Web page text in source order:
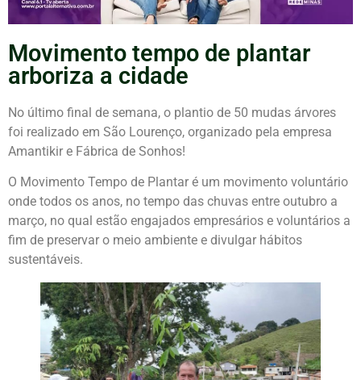
Movimento tempo de plantar
arboriza a cidade
No último final de semana, o plantio de 50 mudas árvores
foi realizado em São Lourenço, organizado pela empresa
Amantikir e Fábrica de Sonhos!
O Movimento Tempo de Plantar é um movimento voluntário
onde todos os anos, no tempo das chuvas entre outubro a
março, no qual estão engajados empresários e voluntários a
fim de preservar o meio ambiente e divulgar hábitos
sustentáveis.